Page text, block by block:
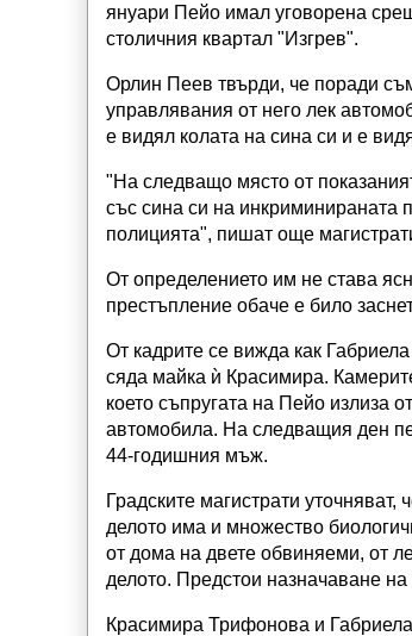
януари Пейо имал уговорена
столичния квартал "Изгрев".
Орлин Пеев твърди, че поради
управлявания от него лек
е видял колата на сина си и е
"На следващо място от
със сина си на инкриминираната
полицията", пишат още
От определението им не става
престъпление обаче е било
От кадрите се вижда как
сяда майка ѝ Красимира.
което съпругата на Пейо излиза
автомобила. На следващия ден
44-годишния мъж.
Градските магистрати
делото има и множество
от дома на двете обвиняеми, от
делото. Предстои назначаване
Красимира Трифонова и